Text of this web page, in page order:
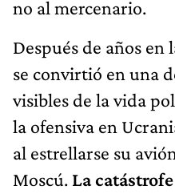
no al mercenario.
Después de años en
se convirtió en una
visibles de la vida
la ofensiva en
al estrellarse su
Moscú. La